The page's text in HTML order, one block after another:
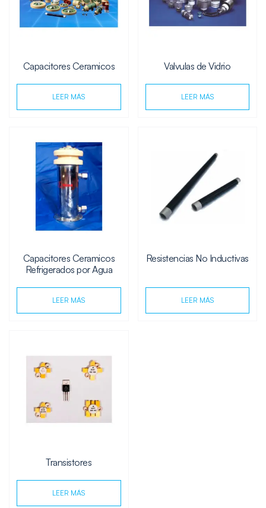
Capacitores Ceramicos
LEER MÁS
Valvulas de Vidrio
LEER MÁS
Capacitores Ceramicos
Refrigerados por Agua
LEER MÁS
Resistencias No Inductivas
LEER MÁS
Transistores
LEER MÁS